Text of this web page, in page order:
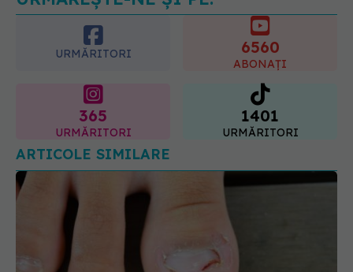
365 1401
URMĂRITORI
ARTICOLE SIMILARE